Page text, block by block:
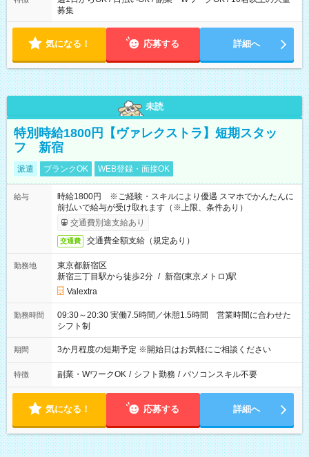
募集
気になる！ 応募する 詳細へ
未読
特別時給1800円【ヴァレクストラ】短期スタッ
フ 新宿
派遣 ブランクOK WEB登録・面接OK
給与
時給1800円 ※ご経験・スキルにより優遇 スマホでかんたんに
前払いで給与が受け取れます（※上限、条件あり）
交通費別途支給あり
交通費 交通費全額支給（規定あり）
勤務地
東京都新宿区
新宿三丁目駅から徒歩2分 / 新宿(東京メトロ)駅
Valextra
勤務時間
09:30～20:30 実働7.5時間／休憩1.5時間 営業時間に合わせた
シフト制
期間 3か月程度の短期予定 ※開始日はお気軽にご相談ください
特徴 副業・WワークOK / シフト勤務 / パソコンスキル不要
気になる！ 応募する 詳細へ